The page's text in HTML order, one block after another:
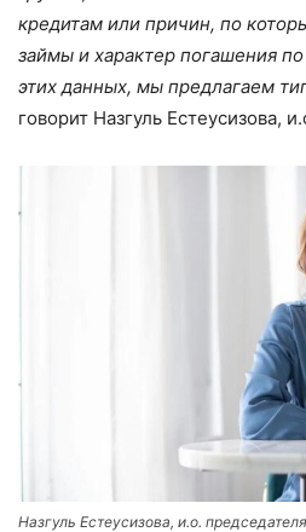
кредитам или причин, по
займы и характер погашения
этих данных, мы предлагаем
говорит Назгуль Естеусизова,
Назгуль Естеусизова, и.о.